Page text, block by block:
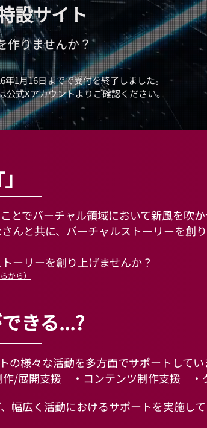
設サイト
作りませんか？
1月16日までで受付を終了しました。
公式Xアカウントよりご確認ください。
でバーチャル領域において新風を吹か
と共に、バーチャルストーリーを創り
ーリーを創り上げませんか？
から）
きる...?
様々な活動を多方面でサポートしてい
/展開支援 ・コンテンツ制作支援
幅広く活動におけるサポートを実施して